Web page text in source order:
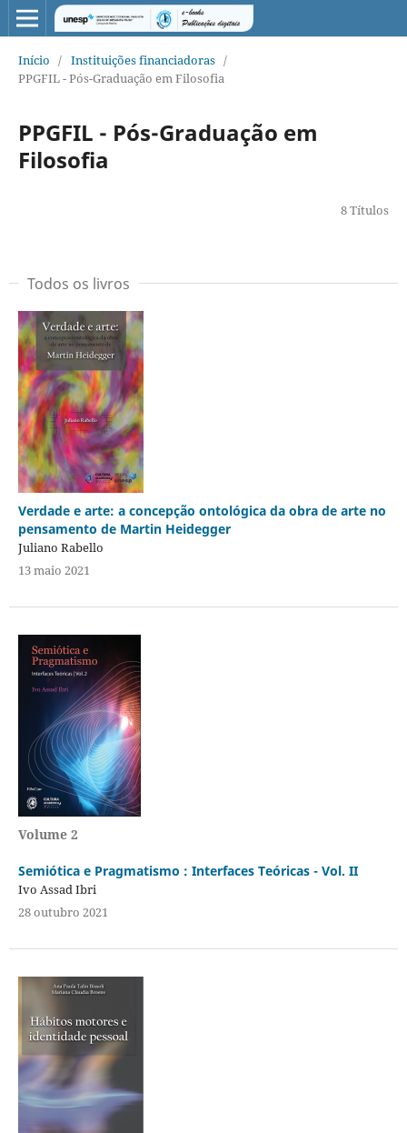
Início / Instituições financiadoras /
PPGFIL - Pós-Graduação em Filosofia
PPGFIL - Pós-Graduação em
Filosofia
8 Títulos
Todos os livros
Verdade e arte: a concepção ontológica da obra de arte no
pensamento de Martin Heidegger
Juliano Rabello
13 maio 2021
Volume 2
Semiótica e Pragmatismo : Interfaces Teóricas - Vol. II
Ivo Assad Ibri
28 outubro 2021